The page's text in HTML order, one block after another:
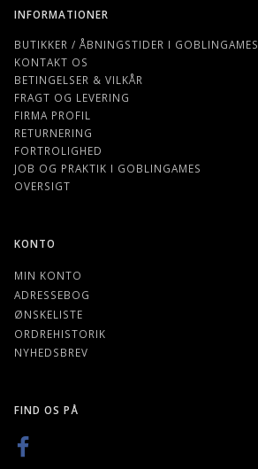
INFORMATIONER
BUTIKKER / ÅBNINGSTIDER I GOBLINGAMES
KONTAKT OS
BETINGELSER & VILKÅR
FRAGT OG LEVERING
FIRMA PROFIL
RETURNERING
FORTROLIGHED
JOB OG PRAKTIK I GOBLINGAMES
OVERSIGT
KONTO
MIN KONTO
ADRESSEBOG
ØNSKELISTE
ORDREHISTORIK
NYHEDSBREV
FIND OS PÅ